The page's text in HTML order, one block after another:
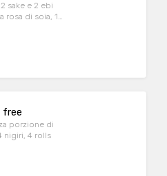
sake e 2 ebi
rosa di soia, 1
free
porzione di
nigiri, 4 rolls